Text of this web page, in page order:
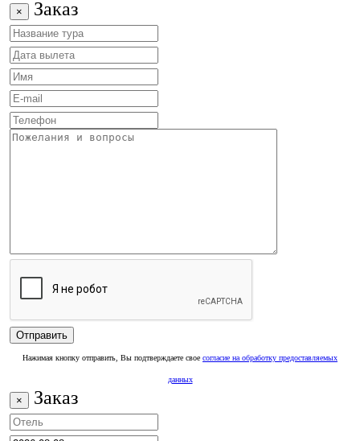
× Заказ
Нажимая кнопку отправить, Вы подтверждаете свое согласие на обработку предоставляемых
данных
× Заказ